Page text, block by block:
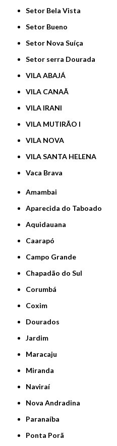
Setor Bela Vista
Setor Bueno
Setor Nova Suíça
Setor serra Dourada
VILA ABAJÁ
VILA CANAÃ
VILA IRANI
VILA MUTIRÃO I
VILA NOVA
VILA SANTA HELENA
Vaca Brava
Amambai
Aparecida do Taboado
Aquidauana
Caarapó
Campo Grande
Chapadão do Sul
Corumbá
Coxim
Dourados
Jardim
Maracaju
Miranda
Naviraí
Nova Andradina
Paranaíba
Ponta Porã